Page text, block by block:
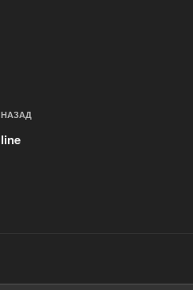
Навигация
по
Предыдущая
запись:
НАЗАД
line